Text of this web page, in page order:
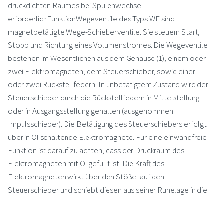
druckdichten Raumes bei Spulenwechsel
erforderlichFunktionWegeventile des Typs WE sind
magnetbetätigte Wege-Schieberventile. Sie steuern Start,
Stopp und Richtung eines Volumenstromes. Die Wegeventile
bestehen im Wesentlichen aus dem Gehäuse (1), einem oder
zwei Elektromagneten, dem Steuerschieber, sowie einer
oder zwei Rückstellfedern. In unbetätigtem Zustand wird der
Steuerschieber durch die Rückstellfedern in Mittelstellung
oder in Ausgangsstellung gehalten (ausgenommen
Impulsschieber). Die Betätigung des Steuerschiebers erfolgt
über in Öl schaltende Elektromagnete. Für eine einwandfreie
Funktion ist darauf zu achten, dass der Druckraum des
Elektromagneten mit Öl gefüllt ist. Die Kraft des
Elektromagneten wirkt über den Stößel auf den
Steuerschieber und schiebt diesen aus seiner Ruhelage in die